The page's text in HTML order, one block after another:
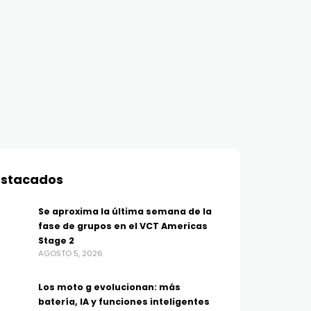
Se aproxima la última semana de la
fase de grupos en el VCT Americas
Stage 2
AGOSTO 5, 2026
Los moto g evolucionan: más
batería, IA y funciones inteligentes